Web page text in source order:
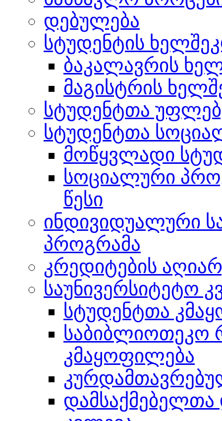
დებულება
სტუდენტის
ბაკალავრის
მაგისტრის
სტუდენტთა
სტუდენტთა
მოწყვლადი
სოციალური
წესი
ინდივიდუალური
პროგრამა
კრედიტების
საუნივერსიტეტო
სტუდენტთა
საბიბლიოთეკო
კმაყოფილება
დამსაქმებელთა